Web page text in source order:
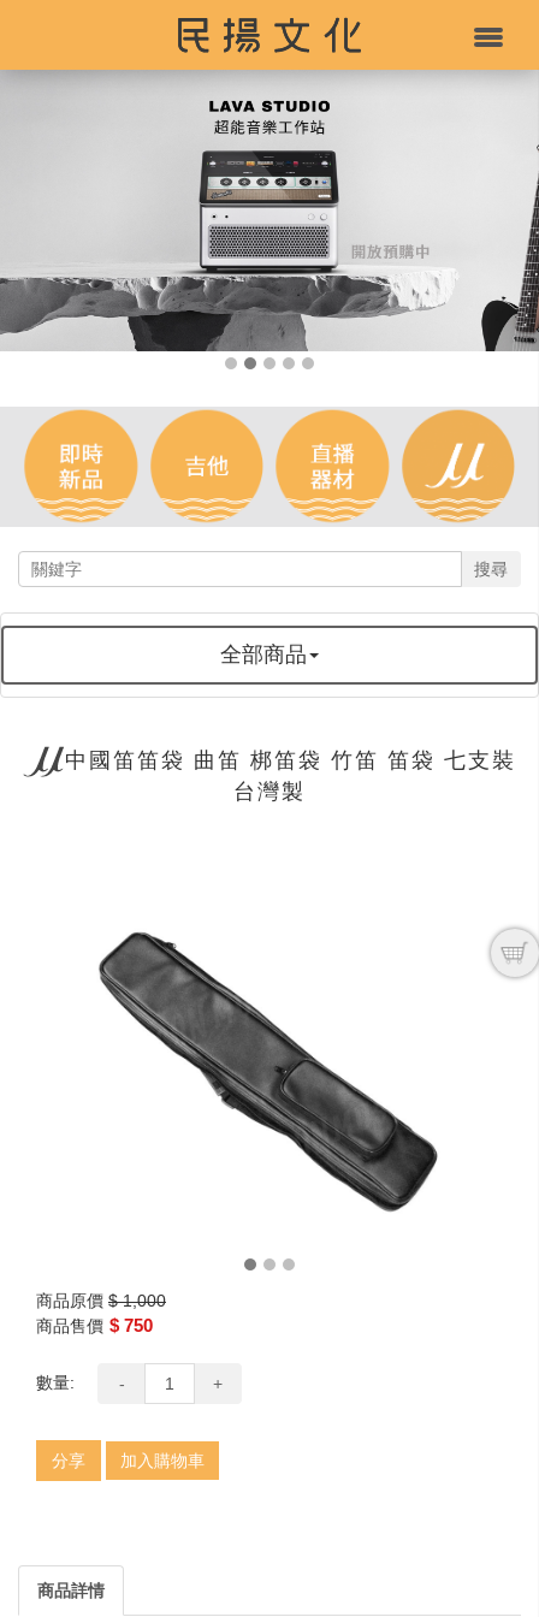
搜尋
全部商品
中國笛笛袋 曲笛 梆笛袋 竹笛 笛袋 七支裝
台灣製
商品原價 $ 1,000
商品售價 $ 750
數量: - +
分享 加入購物車
商品詳情